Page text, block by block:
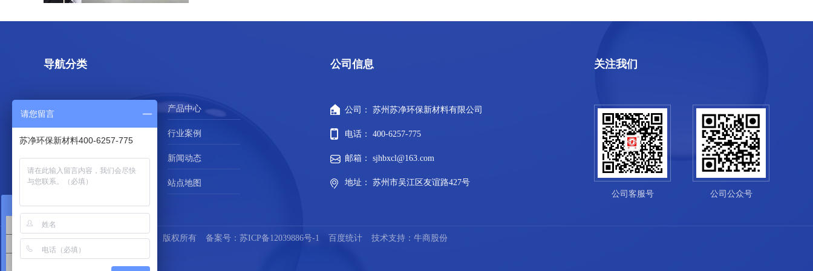
导航分类
网站首页 产品中心
行业案例
服务支持 新闻动态
在线留言 站点地图
公司信息
公司： 苏州苏净环保新材料有限公司
电话： 400-6257-775
邮箱： sjhbxcl@163.com
地址： 苏州市吴江区友谊路427号
关注我们
公司客服号 公司公众号
苏州苏净环保新材料有限公司 版权所有 备案号： 苏ICP备12039886号-1 百度统计 技术支持：牛商股份
在线咨询
解决方案咨询
超滤膜产品咨询
请您留言
苏净环保新材料400-6257-775